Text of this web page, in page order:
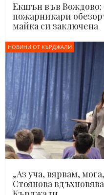
Екшън във Вождово:
пожарникари
майка си заключена
НОВИНИ ОТ КЪРДЖАЛИ
„Аз уча, вярвам,
Стоянова